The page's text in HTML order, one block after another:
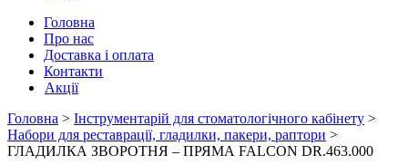
Головна
Про нас
Доставка і оплата
Контакти
Акції
Головна > Інструментарій для стоматологічного кабінету >
Набори для реставрації, гладилки, пакери, раптори >
ГЛАДИЛКА ЗВОРОТНЯ – ПРЯМА FALCON DR.463.000